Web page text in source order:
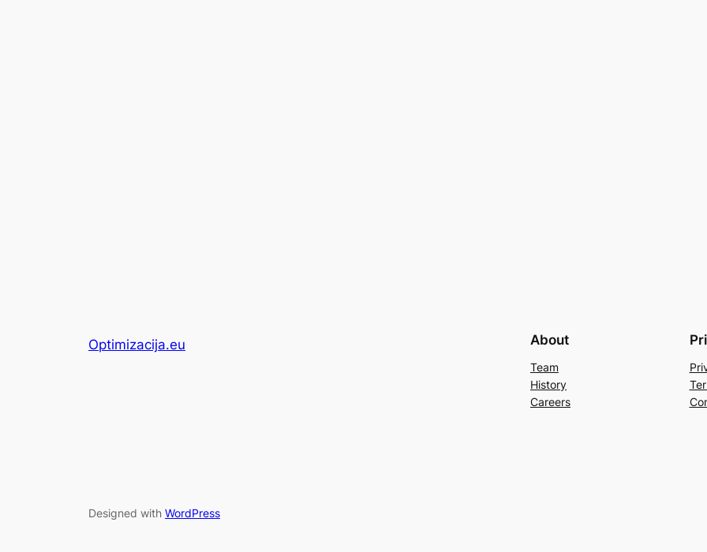
Optimizacija.eu About
Team
History
Careers
Designed with WordPress